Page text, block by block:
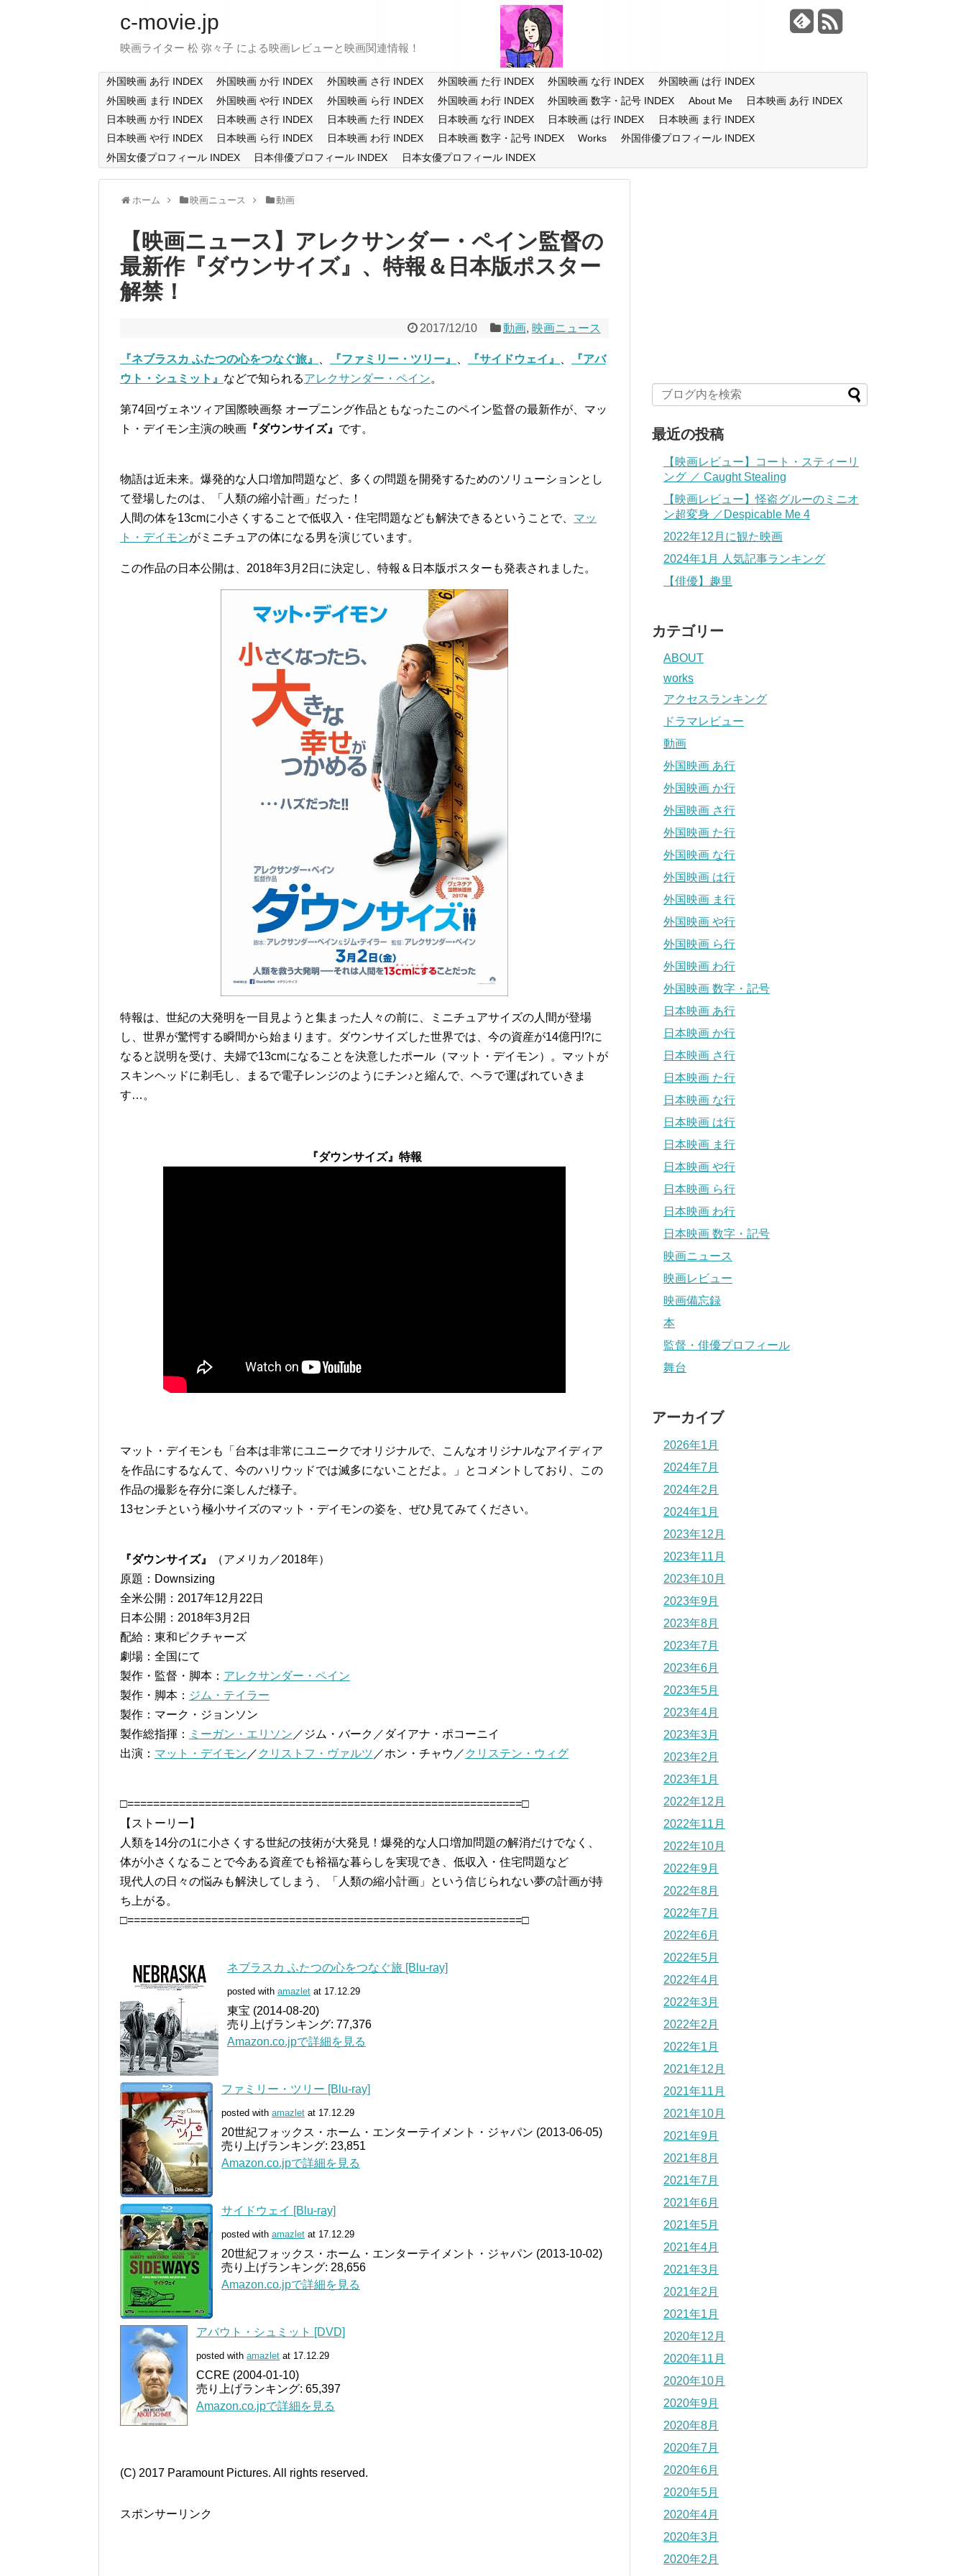
c-movie.jp
映画ライター 松 弥々子 による映画レビューと映画関連情報！
外国映画 あ行 INDEX 外国映画 か行 INDEX 外国映画 さ行 INDEX 外国映画 た行 INDEX 外国映画 な行 INDEX
外国映画 は行 INDEX
外国映画 ま行 INDEX
外国映画 や行 INDEX 外国映画 ら行 INDEX 外国映画 わ行 INDEX 外国映画 数字・記号 INDEX About Me
日本映画 あ行 INDEX
日本映画 か行 INDEX
日本映画 さ行 INDEX 日本映画 た行 INDEX 日本映画 な行 INDEX 日本映画 は行 INDEX
日本映画 ま行 INDEX
日本映画 や行 INDEX
日本映画 ら行 INDEX 日本映画 わ行 INDEX 日本映画 数字・記号 INDEX Works
外国俳優プロフィール INDEX
外国女優プロフィール INDEX
日本俳優プロフィール INDEX 日本女優プロフィール INDEX
ホーム 映画ニュース 動画
【映画ニュース】アレクサンダー・ペイン監督の
最新作『ダウンサイズ』、特報＆日本版ポスター
解禁！
2017/12/10 動画, 映画ニュース
『ネブラスカ ふたつの心をつなぐ旅』 『ファミリー・ツリー』 『サイドウェイ』
『アバ
ウト・シュミット』 などで知られるアレクサンダー・ペイン。
第74回ヴェネツィア国際映画祭 オープニング作品ともなったこのペイン監督の最新作が、マッ
ト・デイモン主演の映画 『ダウンサイズ』 です。
物語は近未来。爆発的な人口増加問題など、多くの問題を開発するためのソリューションとし
て登場したのは、「人類の縮小計画」だった！
人間の体を13cmに小さくすることで低収入・住宅問題なども解決できるということで、 マッ
ト・デイモンがミニチュアの体になる男を演じています。
この作品の日本公開は、2018年3月2日に決定し、特報＆日本版ポスターも発表されました。
特報は、世紀の大発明を一目見ようと集まった人々の前に、ミニチュアサイズの人間が登場
し、世界が驚愕する瞬間から始まります。ダウンサイズした世界では、今の資産が14億円!?に
なると説明を受け、夫婦で13cmになることを決意したポール（マット・デイモン）。マットが
スキンヘッドに剃毛し、まるで電子レンジのようにチン♪と縮んで、ヘラで運ばれていきま
す…。
『ダウンサイズ』特報
マット・デイモンも「台本は非常にユニークでオリジナルで、こんなオリジナルなアイディア
を作品にするなんて、今のハリウッドでは滅多にないことだよ。」とコメントしており、この
作品の撮影を存分に楽しんだ様子。
13センチという極小サイズのマット・デイモンの姿を、ぜひ見てみてください。
『ダウンサイズ』
（アメリカ／2018年）
原題：Downsizing
全米公開：2017年12月22日
日本公開：2018年3月2日
配給：東和ピクチャーズ
劇場：全国にて
製作・監督・脚本： アレクサンダー・ペイン
製作・脚本： ジム・テイラー
製作：マーク・ジョンソン
製作総指揮：
ミーガン・エリソン ／ジム・バーク／ダイアナ・ポコーニイ
出演： マット・デイモン ／ クリストフ・ヴァルツ ／ホン・チャウ／ クリステン・ウィグ
□=============================================================□
【ストーリー】
人類を14分の1に小さくする世紀の技術が大発見！爆発的な人口増加問題の解消だけでなく、
体が小さくなることで今ある資産でも裕福な暮らしを実現でき、低収入・住宅問題など
現代人の日々の悩みも解決してしまう、「人類の縮小計画」という信じられない夢の計画が持
ち上がる。
□=============================================================□
ネブラスカ ふたつの心をつなぐ旅 [Blu-ray]
posted with amazlet at 17.12.29
東宝 (2014-08-20)
売り上げランキング: 77,376
Amazon.co.jpで詳細を見る
ファミリー・ツリー [Blu-ray]
posted with amazlet at 17.12.29
20世紀フォックス・ホーム・エンターテイメント・ジャパン (2013-06-05)
売り上げランキング: 23,851
Amazon.co.jpで詳細を見る
サイドウェイ [Blu-ray]
posted with amazlet at 17.12.29
20世紀フォックス・ホーム・エンターテイメント・ジャパン (2013-10-02)
売り上げランキング: 28,656
Amazon.co.jpで詳細を見る
アバウト・シュミット [DVD]
posted with amazlet at 17.12.29
CCRE (2004-01-10)
売り上げランキング: 65,397
Amazon.co.jpで詳細を見る
​(C) 2017 Paramount Pictures. All rights reserved.
スポンサーリンク
最近の投稿
【映画レビュー】コート・スティーリ
ング ／ Caught Stealing
【映画レビュー】怪盗グルーのミニオ
ン超変身 ／Despicable Me 4
2022年12月に観た映画
2024年1月 人気記事ランキング
【俳優】趣里
カテゴリー
ABOUT
works
アクセスランキング
ドラマレビュー
動画
外国映画 あ行
外国映画 か行
外国映画 さ行
外国映画 た行
外国映画 な行
外国映画 は行
外国映画 ま行
外国映画 や行
外国映画 ら行
外国映画 わ行
外国映画 数字・記号
日本映画 あ行
日本映画 か行
日本映画 さ行
日本映画 た行
日本映画 な行
日本映画 は行
日本映画 ま行
日本映画 や行
日本映画 ら行
日本映画 わ行
日本映画 数字・記号
映画ニュース
映画レビュー
映画備忘録
本
監督・俳優プロフィール
舞台
アーカイブ
2026年1月
2024年7月
2024年2月
2024年1月
2023年12月
2023年11月
2023年10月
2023年9月
2023年8月
2023年7月
2023年6月
2023年5月
2023年4月
2023年3月
2023年2月
2023年1月
2022年12月
2022年11月
2022年10月
2022年9月
2022年8月
2022年7月
2022年6月
2022年5月
2022年4月
2022年3月
2022年2月
2022年1月
2021年12月
2021年11月
2021年10月
2021年9月
2021年8月
2021年7月
2021年6月
2021年5月
2021年4月
2021年3月
2021年2月
2021年1月
2020年12月
2020年11月
2020年10月
2020年9月
2020年8月
2020年7月
2020年6月
2020年5月
2020年4月
2020年3月
2020年2月